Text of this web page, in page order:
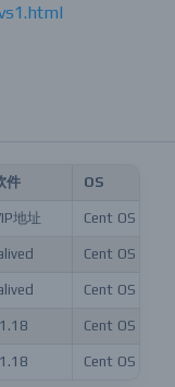
件 OS
地址 Cent OS 7.6
Cent OS 7.6
Cent OS 7.6
Cent OS 7.6
Cent OS 7.6